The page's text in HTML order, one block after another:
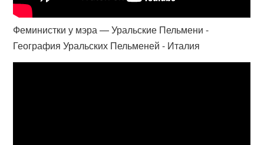
Феминистки у мэра — Уральские Пельмени -
География Уральских Пельменей - Италия